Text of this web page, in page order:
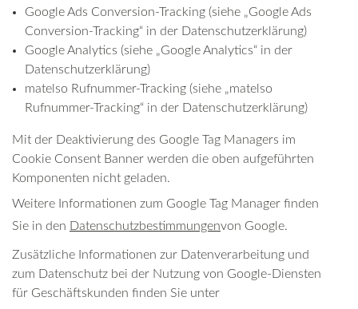
Google Ads Conversion-Tracking (siehe „Google Ads
Conversion-Tracking“ in der Datenschutzerklärung)
Google Analytics (siehe „Google Analytics“ in der
Datenschutzerklärung)
matelso Rufnummer-Tracking (siehe „matelso
Rufnummer-Tracking“ in der Datenschutzerklärung)
Mit der Deaktivierung des Google Tag Managers im
Cookie Consent Banner werden die oben aufgeführten
Komponenten nicht geladen.
Weitere Informationen zum Google Tag Manager finden
Sie in den Datenschutzbestimmungenvon Google.
Zusätzliche Informationen zur Datenverarbeitung und
zum Datenschutz bei der Nutzung von Google-Diensten
für Geschäftskunden finden Sie unter